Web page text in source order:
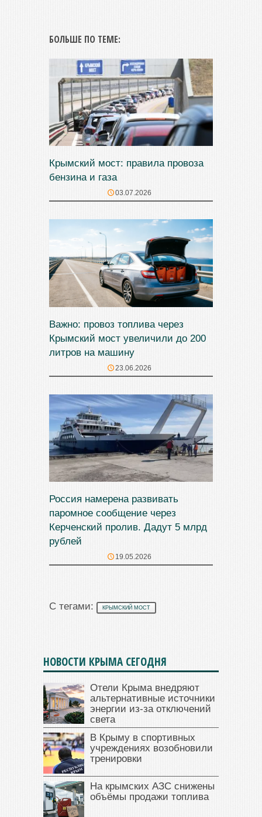
БОЛЬШЕ ПО ТЕМЕ:
Крымский мост: правила провоза
бензина и газа
03.07.2026
Важно: провоз топлива через
Крымский мост увеличили до 200
литров на машину
23.06.2026
Россия намерена развивать
паромное сообщение через
Керченский пролив. Дадут 5 млрд
рублей
19.05.2026
С тегами: КРЫМСКИЙ МОСТ
НОВОСТИ КРЫМА СЕГОДНЯ
Отели Крыма внедряют
альтернативные источники
энергии из-за отключений
света
В Крыму в спортивных
учреждениях возобновили
тренировки
На крымских АЗС снижены
объёмы продажи топлива